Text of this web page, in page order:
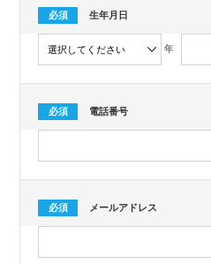
必須 生年月日
年
必須 電話番号
必須 メールアドレス